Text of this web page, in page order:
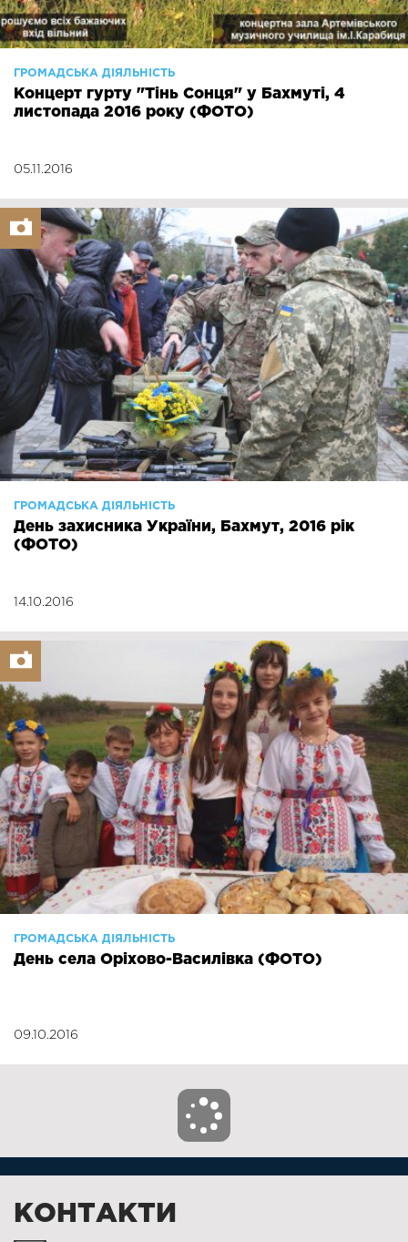
ГРОМАДСЬКА ДІЯЛЬНІСТЬ
Концерт гурту "Тінь Сонця" у Бахмуті, 4
листопада 2016 року (ФОТО)
05.11.2016
ГРОМАДСЬКА ДІЯЛЬНІСТЬ
День захисника України, Бахмут, 2016 рік
(ФОТО)
14.10.2016
ГРОМАДСЬКА ДІЯЛЬНІСТЬ
День села Оріхово-Василівка (ФОТО)
09.10.2016
КОНТАКТИ